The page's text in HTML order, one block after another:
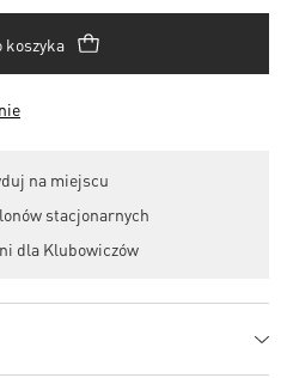
koszyka
na miejscu
stacjonarnych
dla Klubowiczów